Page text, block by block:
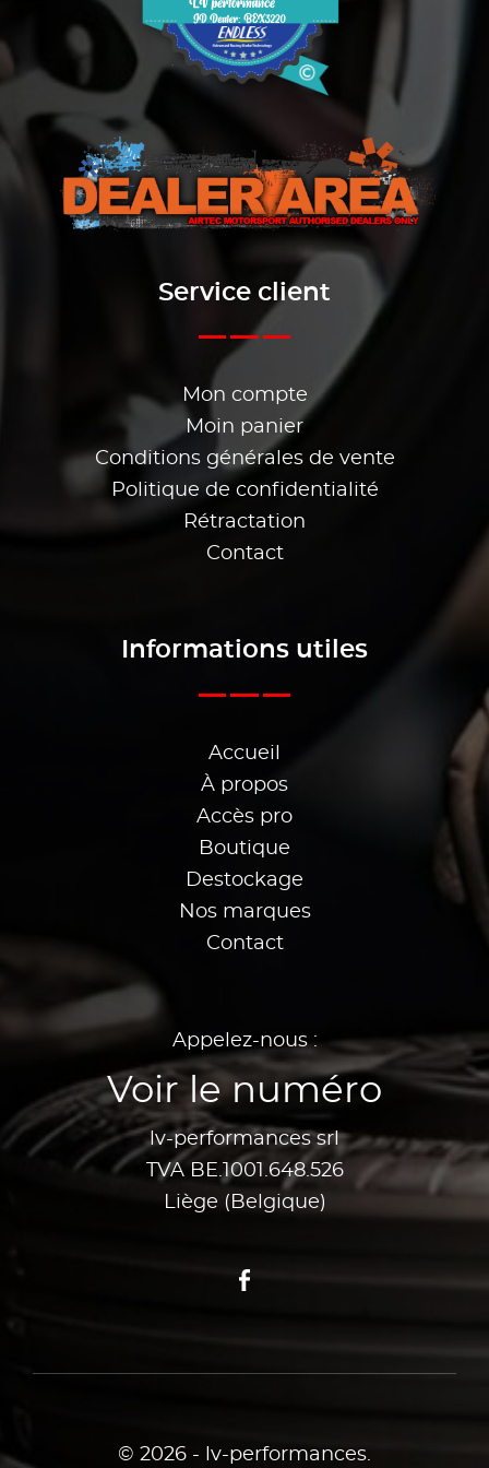
Service client
Mon compte
Moin panier
Conditions générales de vente
Politique de confidentialité
Rétractation
Contact
Informations utiles
Accueil
À propos
Accès pro
Boutique
Destockage
Nos marques
Contact
Appelez-nous :
Voir le numéro
lv-performances srl
TVA BE.1001.648.526
Liège (Belgique)
© 2026 - lv-performances.